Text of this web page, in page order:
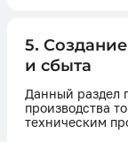
5.
и сбыта
Данный раздел
производства
техническим